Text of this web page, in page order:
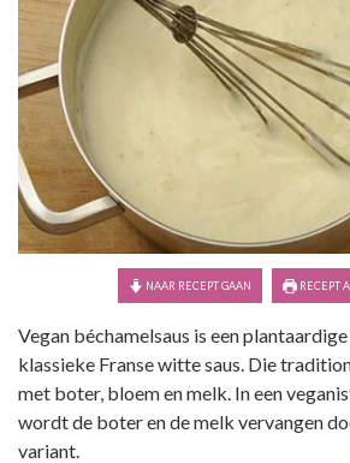
NAAR RECEPT GAAN RECEPT
Vegan béchamelsaus is een
klassieke Franse witte saus. Die
met boter, bloem en melk. In een
wordt de boter en de melk vervangen
variant.